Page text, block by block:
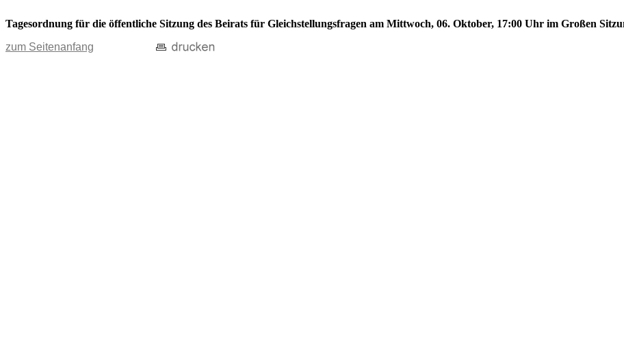
Tagesordnung für die öffentliche Sitzung des Beirats für Gleichstellungsfragen am Mittwoch, 06. Oktober, 17:00 Uhr im Großen
zum Seitenanfang